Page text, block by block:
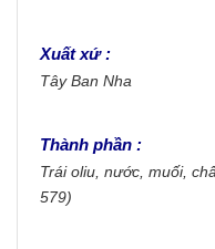
Xuất xứ :
Tây Ban Nha
Thành phần :
Trái oliu, nước, muối,
579)